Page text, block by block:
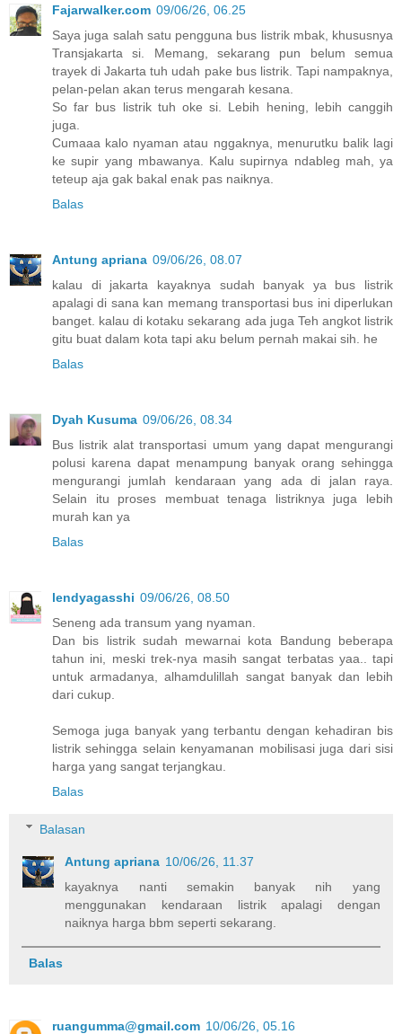
Fajarwalker.com 09/06/26, 06.25
Saya juga salah satu pengguna bus listrik mbak, khususnya
Transjakarta si. Memang, sekarang pun belum semua
trayek di Jakarta tuh udah pake bus listrik. Tapi nampaknya,
pelan-pelan akan terus mengarah kesana.
So far bus listrik tuh oke si. Lebih hening, lebih canggih
juga.
Cumaaa kalo nyaman atau nggaknya, menurutku balik lagi
ke supir yang mbawanya. Kalu supirnya ndableg mah, ya
teteup aja gak bakal enak pas naiknya.
Balas
Antung apriana 09/06/26, 08.07
kalau di jakarta kayaknya sudah banyak ya bus listrik
apalagi di sana kan memang transportasi bus ini diperlukan
banget. kalau di kotaku sekarang ada juga Teh angkot listrik
gitu buat dalam kota tapi aku belum pernah makai sih. he
Balas
Dyah Kusuma 09/06/26, 08.34
Bus listrik alat transportasi umum yang dapat mengurangi
polusi karena dapat menampung banyak orang sehingga
mengurangi jumlah kendaraan yang ada di jalan raya.
Selain itu proses membuat tenaga listriknya juga lebih
murah kan ya
Balas
lendyagasshi 09/06/26, 08.50
Seneng ada transum yang nyaman.
Dan bis listrik sudah mewarnai kota Bandung beberapa
tahun ini, meski trek-nya masih sangat terbatas yaa.. tapi
untuk armadanya, alhamdulillah sangat banyak dan lebih
dari cukup.
Semoga juga banyak yang terbantu dengan kehadiran bis
listrik sehingga selain kenyamanan mobilisasi juga dari sisi
harga yang sangat terjangkau.
Balas
Balasan
Antung apriana 10/06/26, 11.37
kayaknya nanti semakin banyak nih yang
menggunakan kendaraan listrik apalagi dengan
naiknya harga bbm seperti sekarang.
Balas
ruangumma@gmail.com 10/06/26, 05.16